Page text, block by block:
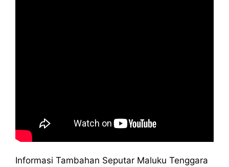
Informasi Tambahan Seputar Maluku Tenggara